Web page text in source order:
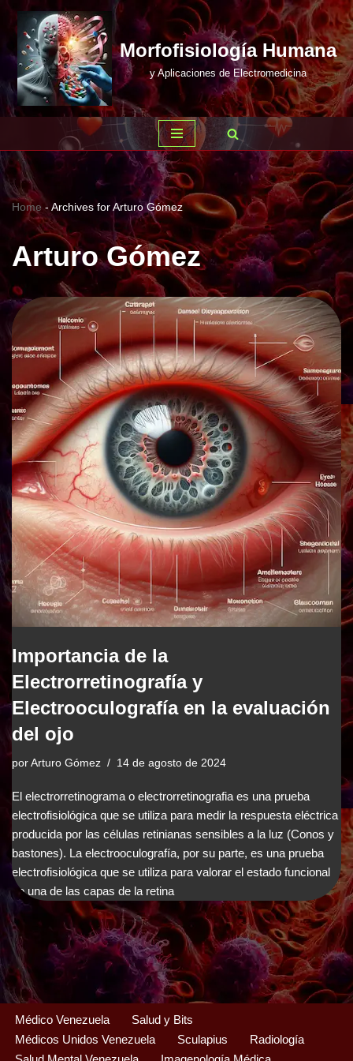
Saltar
al
contenido
Morfofisiología Humana
y Aplicaciones de Electromedicina
Home - Archives for Arturo Gómez
Arturo Gómez
Importancia de la
Electrorretinografía y
Electrooculografía en la evaluación
del ojo
por Arturo Gómez 14 de agosto de 2024
El electrorretinograma o electrorretinografia es una prueba
electrofisiológica que se utiliza para medir la respuesta eléctrica
producida por las células retinianas sensibles a la luz (Conos y
bastones). La electrooculografía, por su parte, es una prueba
electrofisiológica que se utiliza para valorar el estado funcional
de una de las capas de la retina
Médico Venezuela
Salud y Bits
Médicos Unidos Venezuela
Sculapius
Radiología